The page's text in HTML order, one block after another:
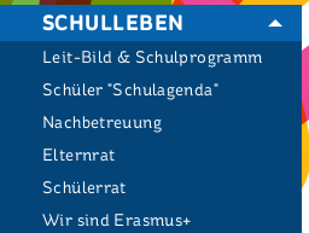
SCHULLEBEN
Leit-Bild & Schulprogramm
Schüler "Schulagenda"
Nachbetreuung
Elternrat
Schülerrat
Wir sind Erasmus+